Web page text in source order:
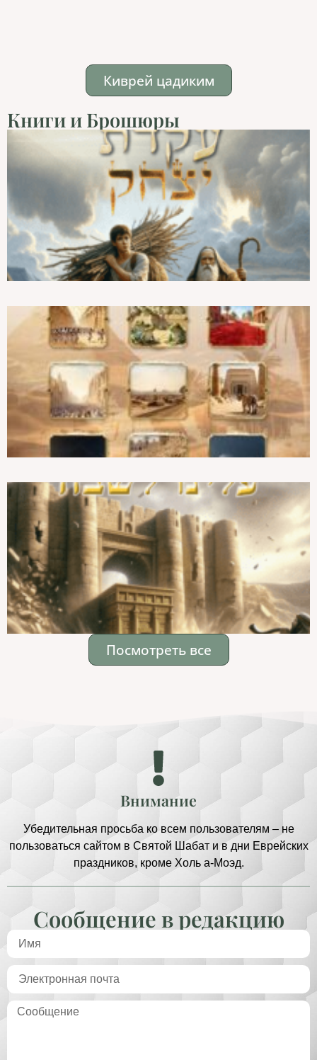
Киврей цадиким
Книги и Брошюры
Посмотреть все
Внимание
Убедительная просьба ко всем пользователям – не
пользоваться сайтом в Святой Шабат и в дни Еврейских
праздников, кроме Холь а-Моэд.
Сообщение в редакцию